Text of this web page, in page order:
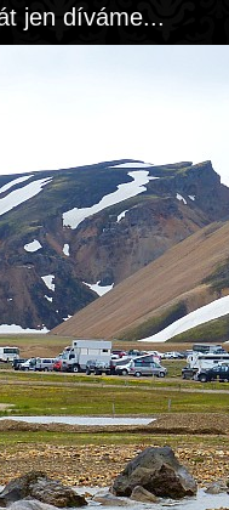
jen díváme...